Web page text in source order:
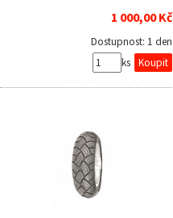
1 000,00 Kč
Dostupnost: 1 den
ks